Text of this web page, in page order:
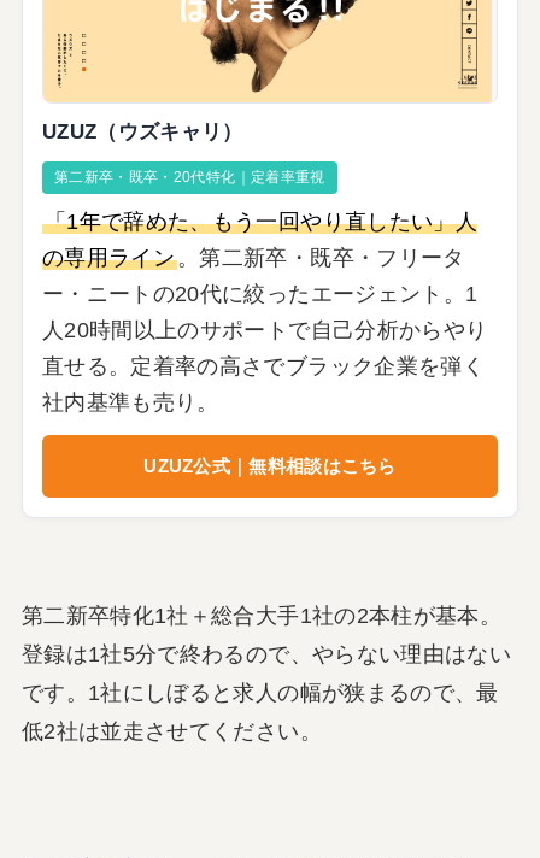
UZUZ（ウズキャリ）
第二新卒・既卒・20代特化｜定着率重視
「1年で辞めた、もう一回やり直したい」人
の専用ライン。第二新卒・既卒・フリータ
ー・ニートの20代に絞ったエージェント。1
人20時間以上のサポートで自己分析からやり
直せる。定着率の高さでブラック企業を弾く
社内基準も売り。
UZUZ公式｜無料相談はこちら
第二新卒特化1社＋総合大手1社の2本柱が基本。
登録は1社5分で終わるので、やらない理由はない
です。1社にしぼると求人の幅が狭まるので、最
低2社は並走させてください。